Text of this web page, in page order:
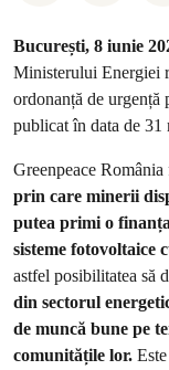
București, 8 iunie
Ministerului Energiei
ordonanță de urgență
publicat în data de
Greenpeace
prin care minerii
putea primi o
sisteme fotovoltaice
astfel posibilitatea să
din sectorul
de muncă bune pe
comunitățile lor.